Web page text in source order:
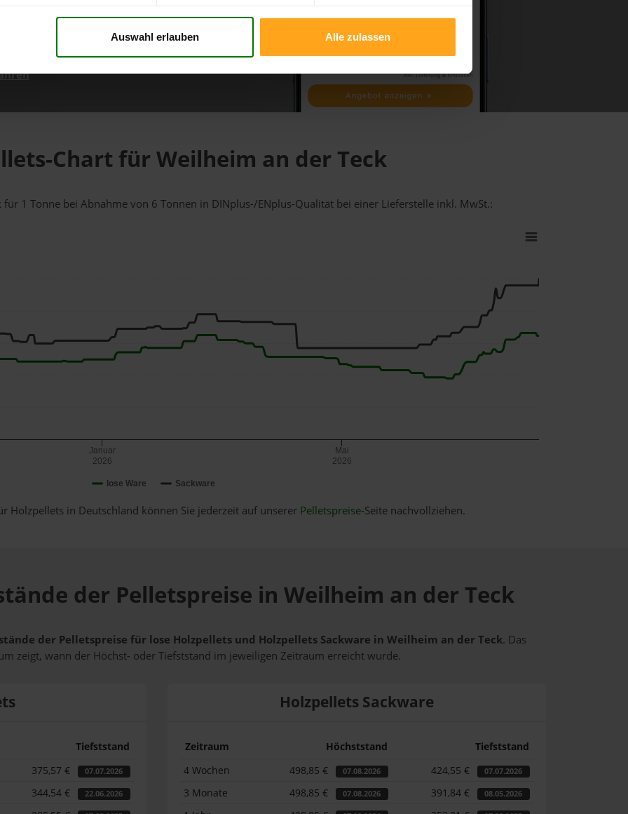
Auswahl erlauben Alle zulassen
Chart für Weilheim an der Teck
für 1 Tonne bei Abnahmevon 6 Tonnen in DINplus-/ENplus-Qualität bei einer Lieferstelle inkl. MwSt.:
lose Ware Sackware
Januar
2026
Mai
2026
Holzpellets in Deutschland können Sie jederzeit auf unserer Pelletspreise-Seite nachvollziehen.
der Pelletspreise in Weilheim an der Teck
der Pelletspreise für lose Holzpellets und Holzpellets Sackware in Weilheim an der Teck. Das
zeigt, wann der Höchst- oder Tiefststand im jeweiligen Zeitraum erreicht wurde.
Tiefststand
375,57 € 07.07.2026
344,54 € 22.06.2026
Holzpellets Sackware
Zeitraum Höchststand
Tiefststand
4 Wochen
498,85 € 07.08.2026 424,55 € 07.07.2026
3 Monate 498,85 € 07.08.2026 391,84 € 08.05.2026